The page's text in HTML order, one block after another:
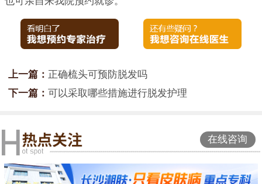
上一篇： 正确梳头可预防脱发吗
下一篇： 可以采取哪些措施进行脱发护理
在线咨询